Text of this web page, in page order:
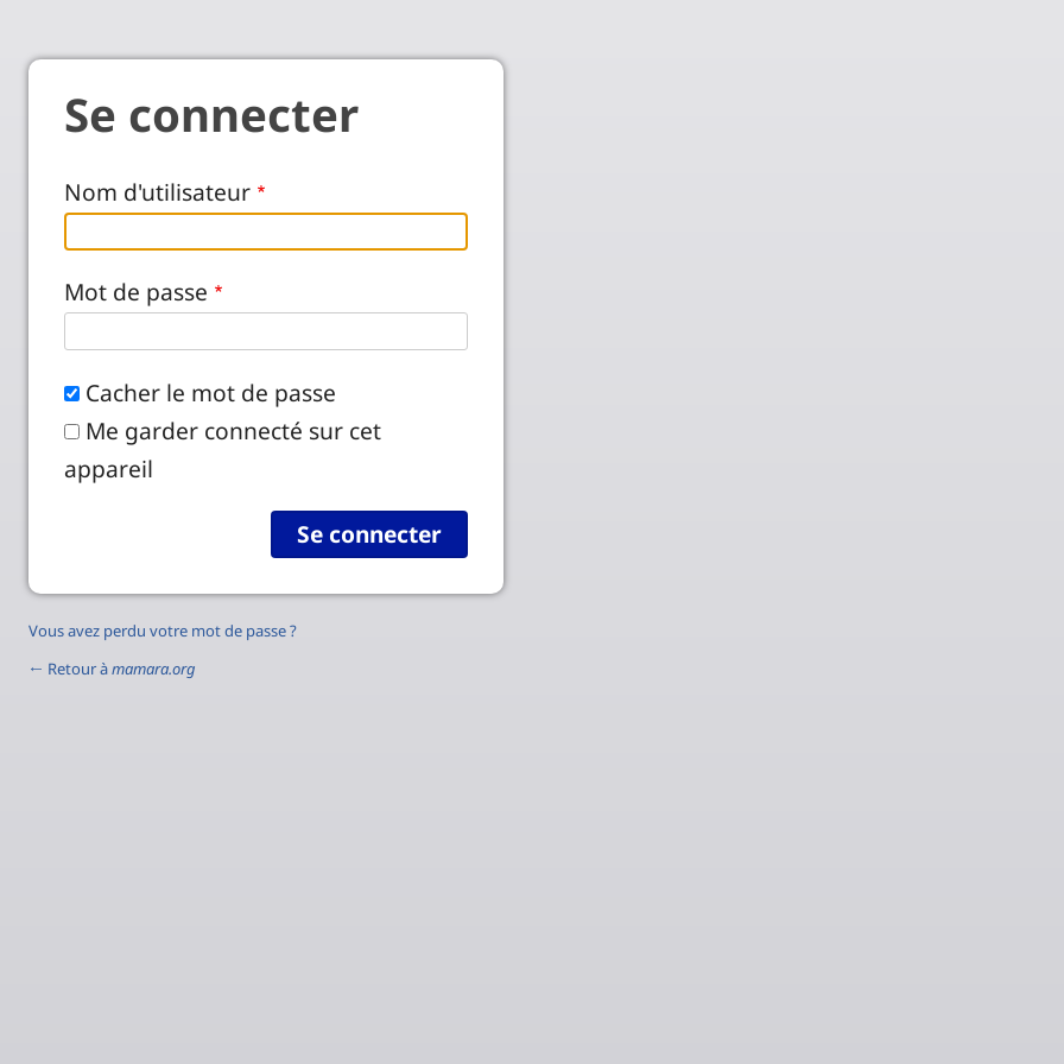
Se connecter
Nom d'utilisateur
Mot de passe
Cacher le mot de passe
Me garder connecté sur cet
appareil
Vous avez perdu votre mot de passe ?
← Retour àmamara.org